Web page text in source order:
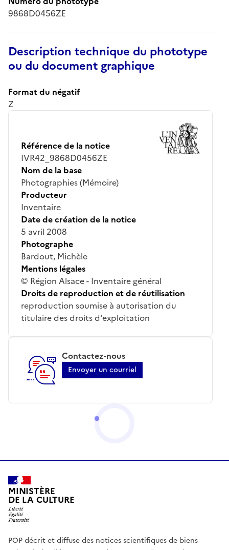
9868D0456ZE
Description technique du phototype
ou du document graphique
Format du négatif
Z
Référence de la notice
IVR42_9868D0456ZE
Nom de la base
Photographies (Mémoire)
Producteur
Inventaire
Date de création de la notice
5 avril 2008
Photographe
Bardout, Michèle
Mentions légales
© Région Alsace - Inventaire général
Droits de reproduction et de réutilisation
reproduction soumise à autorisation du
titulaire des droits d'exploitation
Contactez-nous
Envoyer un courriel
MINISTÈRE
DE LA CULTURE
POP décrit et diffuse des notices scientifiques de biens